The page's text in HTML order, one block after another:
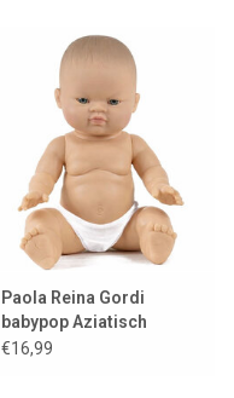
Paola Reina Gordi
babypop Aziatisch
meisje lichte ogen
€16,99